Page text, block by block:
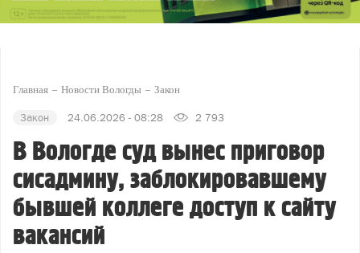
Главная Новости Вологды Закон
Закон 24.06.2026 - 08:28 2 793
В Вологде суд вынес приговор
сисадмину, заблокировавшему
бывшей коллеге доступ к сайту
вакансий